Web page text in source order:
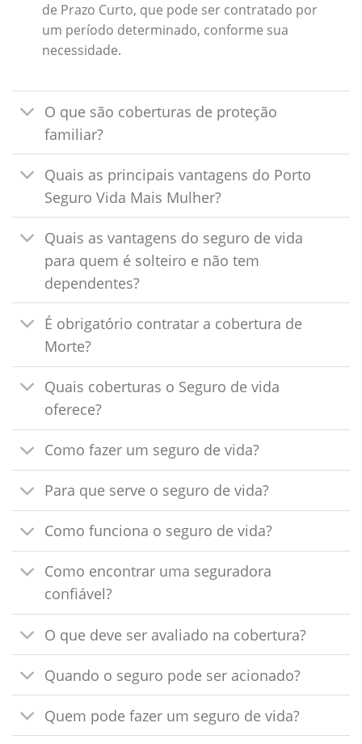
de Prazo Curto, que pode ser contratado por
um período determinado, conforme sua
necessidade.
O que são coberturas de proteção
familiar?
Quais as principais vantagens do Porto
Seguro Vida Mais Mulher?
Quais as vantagens do seguro de vida
para quem é solteiro e não tem
dependentes?
É obrigatório contratar a cobertura de
Morte?
Quais coberturas o Seguro de vida
oferece?
Como fazer um seguro de vida?
Para que serve o seguro de vida?
Como funciona o seguro de vida?
Como encontrar uma seguradora
confiável?
O que deve ser avaliado na cobertura?
Quando o seguro pode ser acionado?
Quem pode fazer um seguro de vida?